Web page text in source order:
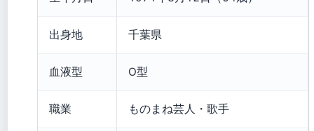
出身地 千葉県
血液型 O型
職業 ものまね芸人・歌手